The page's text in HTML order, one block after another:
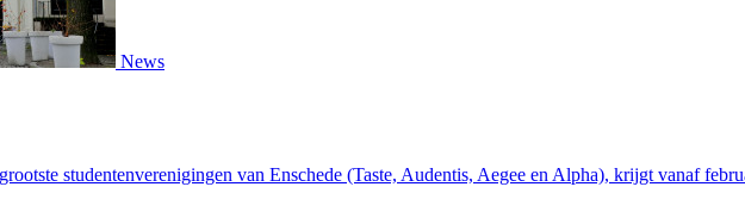
News
studentenverenigingen van Enschede (Taste, Audentis, Aegee en Alpha), krijgt vanaf